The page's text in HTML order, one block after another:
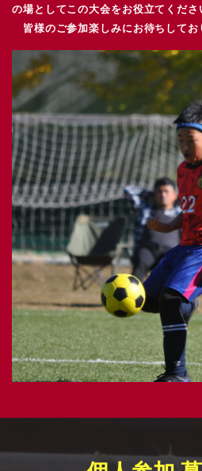
の場としてこの大会をお役立てくださ
皆様のご参加楽しみにお待ちしてお